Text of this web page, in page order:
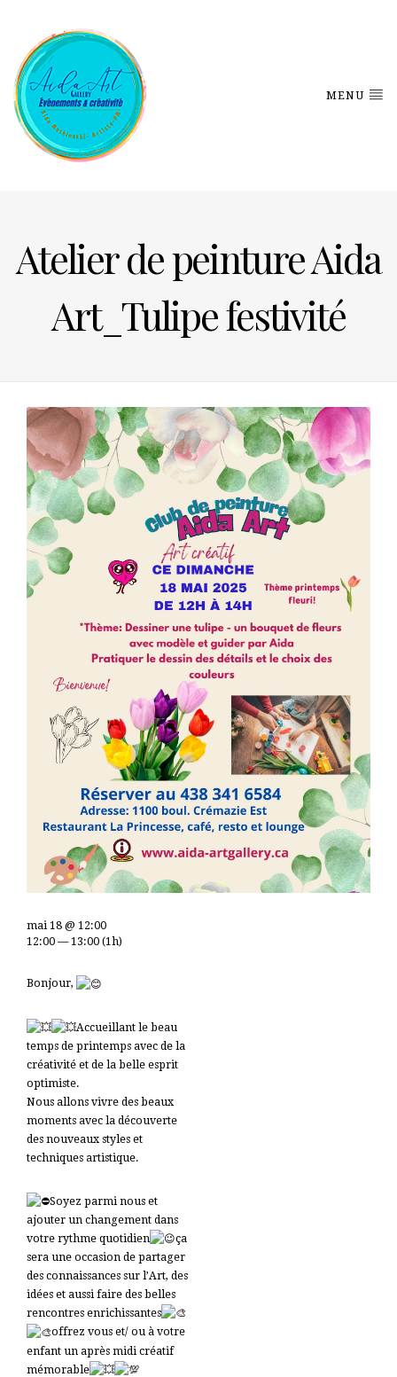
MENU
Atelier de peinture Aida
Art_Tulipe festivité
Bonjour,
Accueillant le beau
temps de printemps avec de la
créativité et de la belle esprit
optimiste.
Nous allons vivre des beaux
moments avec la découverte
des nouveaux styles et
techniques artistique.
Soyez parmi nous et
ajouter un changement dans
votre rythme quotidien
ça
sera une occasion de partager
des connaissances sur l’Art, des
idées et aussi faire des belles
rencontres enrichissantes
offrez vous et/ ou à votre
enfant un après midi créatif
mémorable
mai 18 @ 12:00
12:00 — 13:00 (1h)